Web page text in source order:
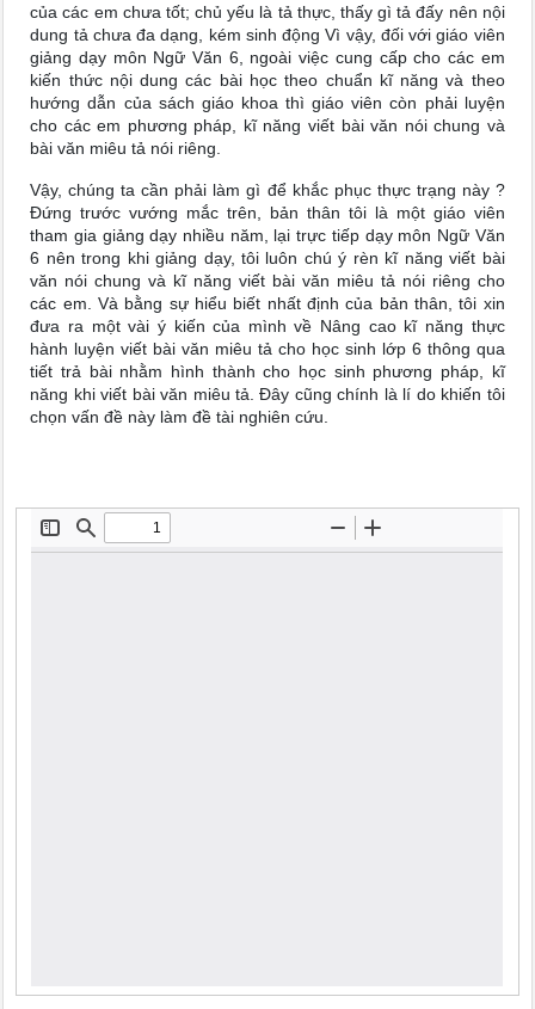
của các em chưa tốt; chủ yếu là tả thực, thấy gì tả đấy nên nội
dung tả chưa đa dạng, kém sinh động Vì vậy, đối với giáo viên
giảng dạy môn Ngữ Văn 6, ngoài việc cung cấp cho các em
kiến thức nội dung các bài học theo chuẩn kĩ năng và theo
hướng dẫn của sách giáo khoa thì giáo viên còn phải luyện
cho các em phương pháp, kĩ năng viết bài văn nói chung và
bài văn miêu tả nói riêng.
Vậy, chúng ta cần phải làm gì để khắc phục thực trạng này ?
Đứng trước vướng mắc trên, bản thân tôi là một giáo viên
tham gia giảng dạy nhiều năm, lại trực tiếp dạy môn Ngữ Văn
6 nên trong khi giảng dạy, tôi luôn chú ý rèn kĩ năng viết bài
văn nói chung và kĩ năng viết bài văn miêu tả nói riêng cho
các em. Và bằng sự hiểu biết nhất định của bản thân, tôi xin
đưa ra một vài ý kiến của mình về Nâng cao kĩ năng thực
hành luyện viết bài văn miêu tả cho học sinh lớp 6 thông qua
tiết trả bài nhằm hình thành cho học sinh phương pháp, kĩ
năng khi viết bài văn miêu tả. Đây cũng chính là lí do khiến tôi
chọn vấn đề này làm đề tài nghiên cứu.